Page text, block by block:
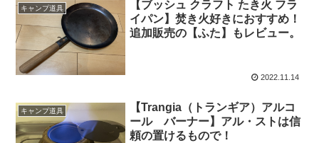
キャンプ道具
【ブッシュ クラフト たき火 フラ
イパン】焚き火好きにおすすめ！
追加販売の【ふた】もレビュー。
2022.11.14
キャンプ道具
【Trangia（トランギア）アルコ
ール バーナー】アル・ストは信
頼の置けるもので！